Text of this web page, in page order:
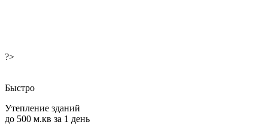
?>
Быстро
Утепление зданий
до 500 м.кв за 1 день